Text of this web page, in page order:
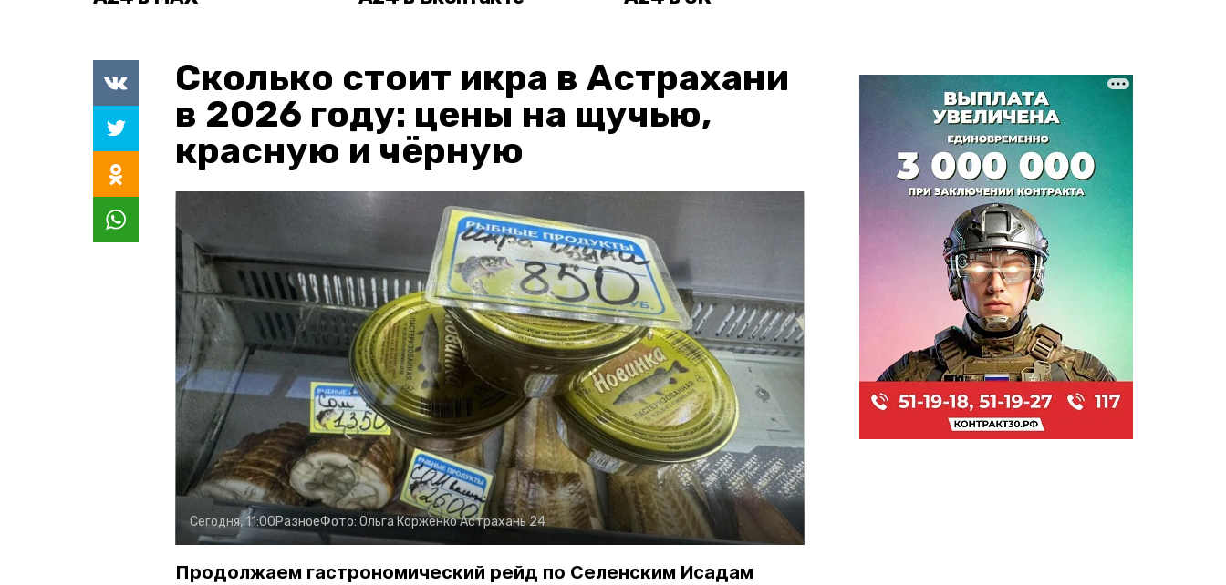
Сколько стоит икра в Астрахани
в 2026 году: цены на щучью,
красную и чёрную
Сегодня, 11:00РазноеФото: Ольга КорженкоАстрахань 24
Продолжаем гастрономический рейд по Селенским Исадам